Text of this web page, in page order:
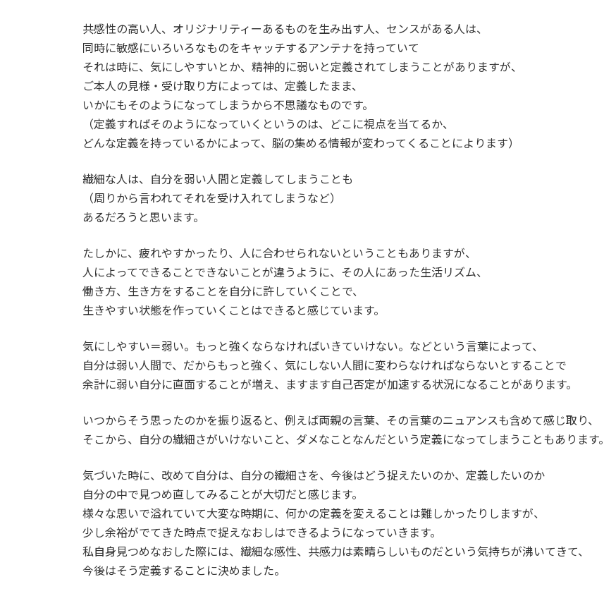
共感性の高い人、オリジナリティーあるものを生み出す人、センスがある人は、
同時に敏感にいろいろなものをキャッチするアンテナを持っていて
それは時に、気にしやすいとか、精神的に弱いと定義されてしまうことがありますが、
ご本人の見様・受け取り方によっては、定義したまま、
いかにもそのようになってしまうから不思議なものです。
（定義すればそのようになっていくというのは、どこに視点を当てるか、
どんな定義を持っているかによって、脳の集める情報が変わってくることによります）
繊細な人は、自分を弱い人間と定義してしまうことも
（周りから言われてそれを受け入れてしまうなど）
あるだろうと思います。
たしかに、疲れやすかったり、人に合わせられないということもありますが、
人によってできることできないことが違うように、その人にあった生活リズム、
働き方、生き方をすることを自分に許していくことで、
生きやすい状態を作っていくことはできると感じています。
気にしやすい＝弱い。もっと強くならなければいきていけない。などという言葉によって、
自分は弱い人間で、だからもっと強く、気にしない人間に変わらなければならないとすることで
余計に弱い自分に直面することが増え、ますます自己否定が加速する状況になることがあります。
いつからそう思ったのかを振り返ると、例えば両親の言葉、その言葉のニュアンスも含めて感じ取り、
そこから、自分の繊細さがいけないこと、ダメなことなんだという定義になってしまうこともあります。
気づいた時に、改めて自分は、自分の繊細さを、今後はどう捉えたいのか、定義したいのか
自分の中で見つめ直してみることが大切だと感じます。
様々な思いで溢れていて大変な時期に、何かの定義を変えることは難しかったりしますが、
少し余裕がでてきた時点で捉えなおしはできるようになっていきます。
私自身見つめなおした際には、繊細な感性、共感力は素晴らしいものだという気持ちが沸いてきて、
今後はそう定義することに決めました。